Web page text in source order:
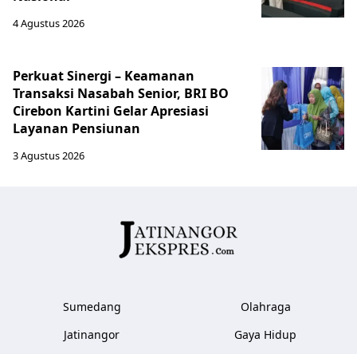
4 Agustus 2026
Perkuat Sinergi – Keamanan
Transaksi Nasabah Senior, BRI BO
Cirebon Kartini Gelar Apresiasi
Layanan Pensiunan
3 Agustus 2026
Sumedang
Jatinangor
Olahraga
Gaya Hidup